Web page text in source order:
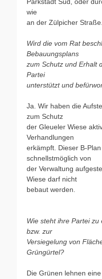
wie
an der Zülpicher Straße.
Wird die vom Rat
Bebauungsplans
zum Schutz und Erhalt
Partei
unterstützt und
Ja. Wir haben die
zum Schutz
der Gleueler Wiese
Verhandlungen
erkämpft. Dieser B-
schnellstmöglich von
der Verwaltung
Wiese darf nicht
bebaut werden.
Wie steht ihre Partei
bzw. zur
Versiegelung von
Grüngürtel?
Die Grünen lehnen